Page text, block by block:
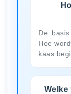
De
Hoe
kaas
Welke